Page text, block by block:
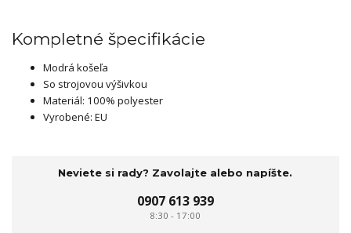
Kompletné špecifikácie
Modrá košeľa
So strojovou výšivkou
Materiál: 100% polyester
Vyrobené: EU
Neviete si rady? Zavolajte alebo napíšte.
0907 613 939
8:30 - 17:00